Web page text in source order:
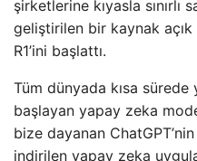
şirketlerine kıyasla sınırlı
geliştirilen bir kaynak açık
R1’ini başlattı.
Tüm dünyada kısa sürede
başlayan yapay zeka
bize dayanan
indirilen yapay zeka